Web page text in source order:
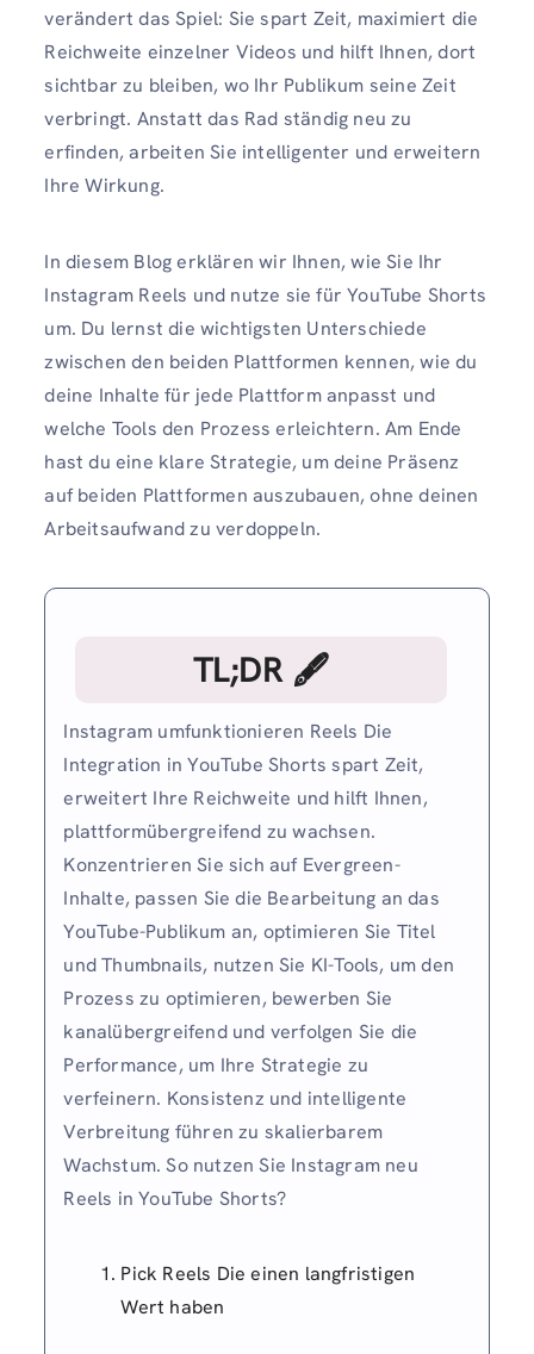
verändert das Spiel: Sie spart Zeit, maximiert die
Reichweite einzelner Videos und hilft Ihnen, dort
sichtbar zu bleiben, wo Ihr Publikum seine Zeit
verbringt. Anstatt das Rad ständig neu zu
erfinden, arbeiten Sie intelligenter und erweitern
Ihre Wirkung.
In diesem Blog erklären wir Ihnen, wie Sie Ihr
Instagram Reels und nutze sie für YouTube Shorts
um. Du lernst die wichtigsten Unterschiede
zwischen den beiden Plattformen kennen, wie du
deine Inhalte für jede Plattform anpasst und
welche Tools den Prozess erleichtern. Am Ende
hast du eine klare Strategie, um deine Präsenz
auf beiden Plattformen auszubauen, ohne deinen
Arbeitsaufwand zu verdoppeln.
TL;DR 🖋
Instagram umfunktionieren Reels Die
Integration in YouTube Shorts spart Zeit,
erweitert Ihre Reichweite und hilft Ihnen,
plattformübergreifend zu wachsen.
Konzentrieren Sie sich auf Evergreen-
Inhalte, passen Sie die Bearbeitung an das
YouTube-Publikum an, optimieren Sie Titel
und Thumbnails, nutzen Sie KI-Tools, um den
Prozess zu optimieren, bewerben Sie
kanalübergreifend und verfolgen Sie die
Performance, um Ihre Strategie zu
verfeinern. Konsistenz und intelligente
Verbreitung führen zu skalierbarem
Wachstum. So nutzen Sie Instagram neu
Reels in YouTube Shorts?
Pick Reels Die einen langfristigen
Wert haben